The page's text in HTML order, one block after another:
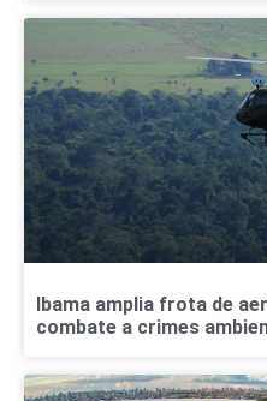
Ibama amplia frota de
combate a crimes